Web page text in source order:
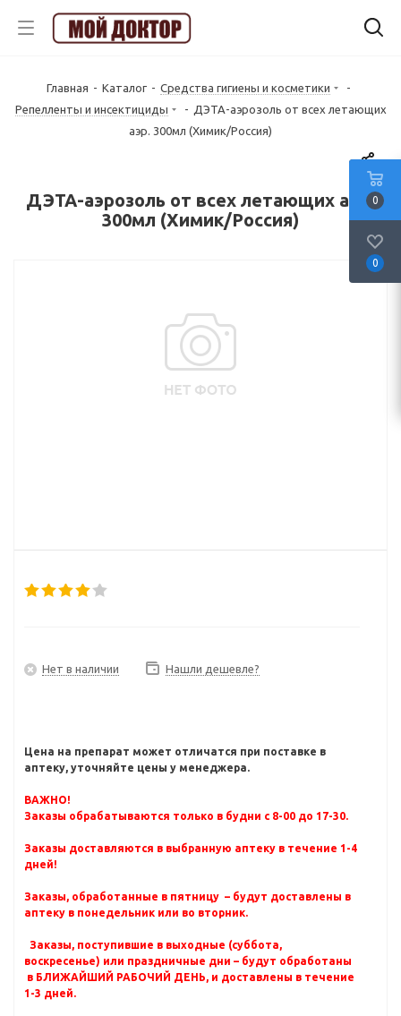
Главная - Каталог - Средства гигиены и косметики
-
Репелленты и инсектициды
- ДЭТА-аэрозоль от всех летающих
аэр. 300мл (Химик/Россия)
ДЭТА-аэрозоль от всех летающих аэр.
300мл (Химик/Россия)
Нет в наличии Нашли дешевле?
Цена на препарат может отличатся при поставке в
аптеку, уточняйте цены у менеджера.
ВАЖНО!
Заказы обрабатываются только в будни с 8-00 до 17-30.
Заказы доставляются в выбранную аптеку в течение 1-4
дней!
Заказы, обработанные в пятницу – будут доставлены в
аптеку в понедельник или во вторник.
Заказы, поступившие в выходные (суббота,
воскресенье) или праздничные дни – будут обработаны
в БЛИЖАЙШИЙ РАБОЧИЙ ДЕНЬ, и доставлены в течение
1-3 дней.
0
0